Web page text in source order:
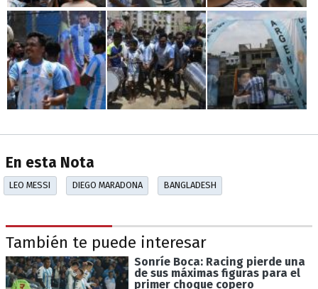
En esta Nota
LEO MESSI DIEGO MARADONA BANGLADESH
También te puede interesar
Sonríe Boca: Racing pierde una
de sus máximas figuras para el
primer choque copero